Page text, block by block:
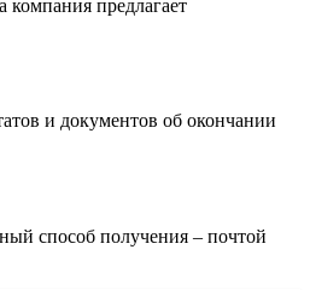
предлагает
и документов об окончании
способ получения – почтой